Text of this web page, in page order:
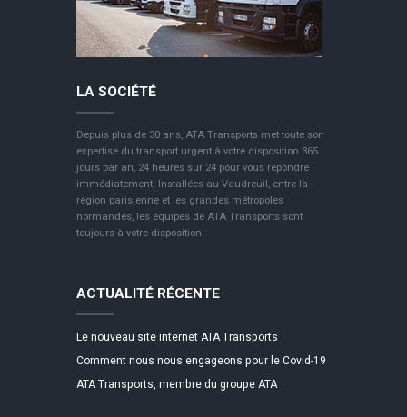
LA SOCIÉTÉ
Depuis plus de 30 ans, ATA Transports met toute son
expertise du transport urgent à votre disposition 365
jours par an, 24 heures sur 24 pour vous répondre
immédiatement. Installées au Vaudreuil, entre la
région parisienne et les grandes métropoles
normandes, les équipes de ATA Transports sont
toujours à votre disposition.
ACTUALITÉ RÉCENTE
Le nouveau site internet ATA Transports
Comment nous nous engageons pour le Covid-19
ATA Transports, membre du groupe ATA